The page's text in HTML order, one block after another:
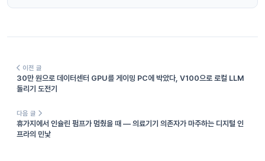
이전 글
30만 원으로 데이터센터 GPU를 게이밍 PC에 박았다, V100으로 로컬 LLM
돌리기 도전기
다음 글
휴가지에서 인슐린 펌프가 멈췄을 때 — 의료기기 의존자가 마주하는 디지털 인
프라의 민낯